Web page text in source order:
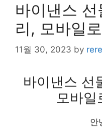
바이낸스
리, 모바일
11월 30, 2023 by rere
바이낸스 선
모바일
안